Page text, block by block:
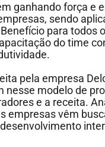
ganhando força e
sendo
para todos
do time
pela empresa
nesse modelo de
e a receita.
empresas vêm